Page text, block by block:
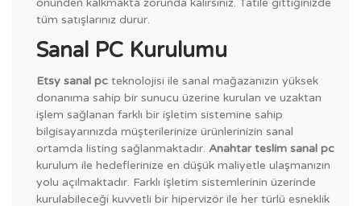
önünden kalkmakta zorunda kalırsınız. Tatile gittiğinizde
tüm satışlarınız durur.
Sanal PC Kurulumu
Etsy sanal pc teknolojisi ile sanal mağazanızın yüksek
donanıma sahip bir sunucu üzerine kurulan ve uzaktan
işlem sağlanan farklı bir işletim sistemine sahip
bilgisayarınızda müşterilerinize ürünlerinizin sanal
ortamda listing sağlanmaktadır. Anahtar teslim sanal pc
kurulum ile hedeflerinize en düşük maliyetle ulaşmanızın
yolu açılmaktadır. Farklı işletim sistemlerinin üzerinde
kurulabileceği kuvvetli bir hipervizör ile her türlü esneklik